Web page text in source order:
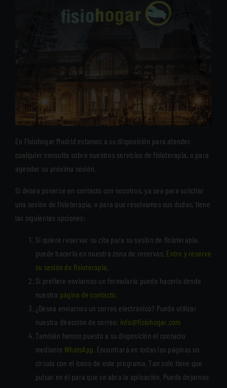
En Fisiohogar Madrid estamos a su disposición para atender
cualquier consulta sobre nuestros servicios de fisioterapia, o para
agendar su próxima sesión.
Si desea ponerse en contacto con nosotros, ya sea para solicitar
una sesión de fisioterapia, o para que resolvamos sus dudas, tiene
las siguientes opciones:
Si quiere reservar su cita para su sesión de fisioterapia,
puede hacerlo en nuestra zona de reservas. Entre y reserve
su sesión de fisioterapia
Si prefiere enviarnos un formulario puede hacerlo desde
nuestra página de contacto
¿Desea enviarnos un correo electrónico? Puede utilizar
nuestra dirección de correo: info@fisiohogar.com
También hemos puesto a su disposición el contacto
mediante WhatsApp . Encontrará en todas las páginas un
círculo con el icono de este programa. Tan solo tiene que
pulsar en él para que se abra la aplicación. Puede dejarnos